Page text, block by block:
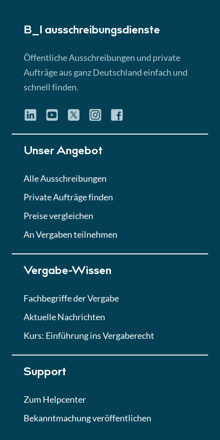
Lektion 3
► 4:31 Min
Quiz
Eignung im Vergabeverfahren
Lektion 6
Abgabe von Angeboten
Lektion
Lektion 7
Finales Quiz
B_I ausschreibungs­dienste
Öffentliche Ausschreibungen und private
Aufträge aus ganz Deutschland einfach und
schnell finden.
Unser Angebot
Alle Ausschreibungen
Private Aufträge finden
Preise vergleichen
An Vergaben teilnehmen
Vergabe-Wissen
Fachbegriffe der Vergabe
Aktuelle Nachrichten
Kurs: Einführung ins Vergaberecht
Support
Zum Helpcenter
Bekanntmachung veröffentlichen